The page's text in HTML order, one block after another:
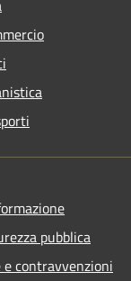
pubblica
contravvenzioni